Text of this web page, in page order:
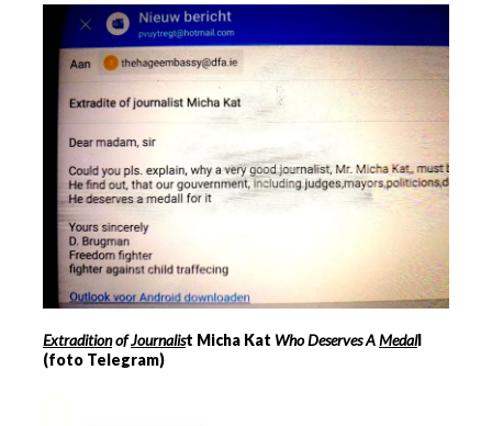
ExtraditionofJournalist Micha Kat Who DeservesAMedall
(foto Telegram)